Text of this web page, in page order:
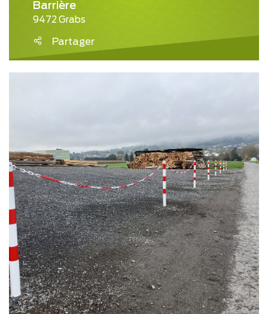
Barrière
9472 Grabs
Partager